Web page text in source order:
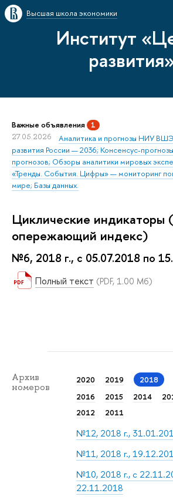
Высшая школа экономики
Институт
Важные объявления 1
27.05.2026
Аналитика и прогнозы НИУ
развития России — 2036; Консенсус-
прогнозов; Обзоры аналитики мировых
«Тренды. События. Цифры» — мониторинг
мире; Базы данных.
Циклические индикаторы
опережающий индекс)
№6, 2018 г., с 05.07.2018 по
Полный текст (PDF, 1.00 Мб)
Архив
номеров
2020 2019 2018
2016
2015 2014
2012
2011
№12, 2018 г.,
№11, 2018 г.,
№10, 2018 г., с
22.11.2018